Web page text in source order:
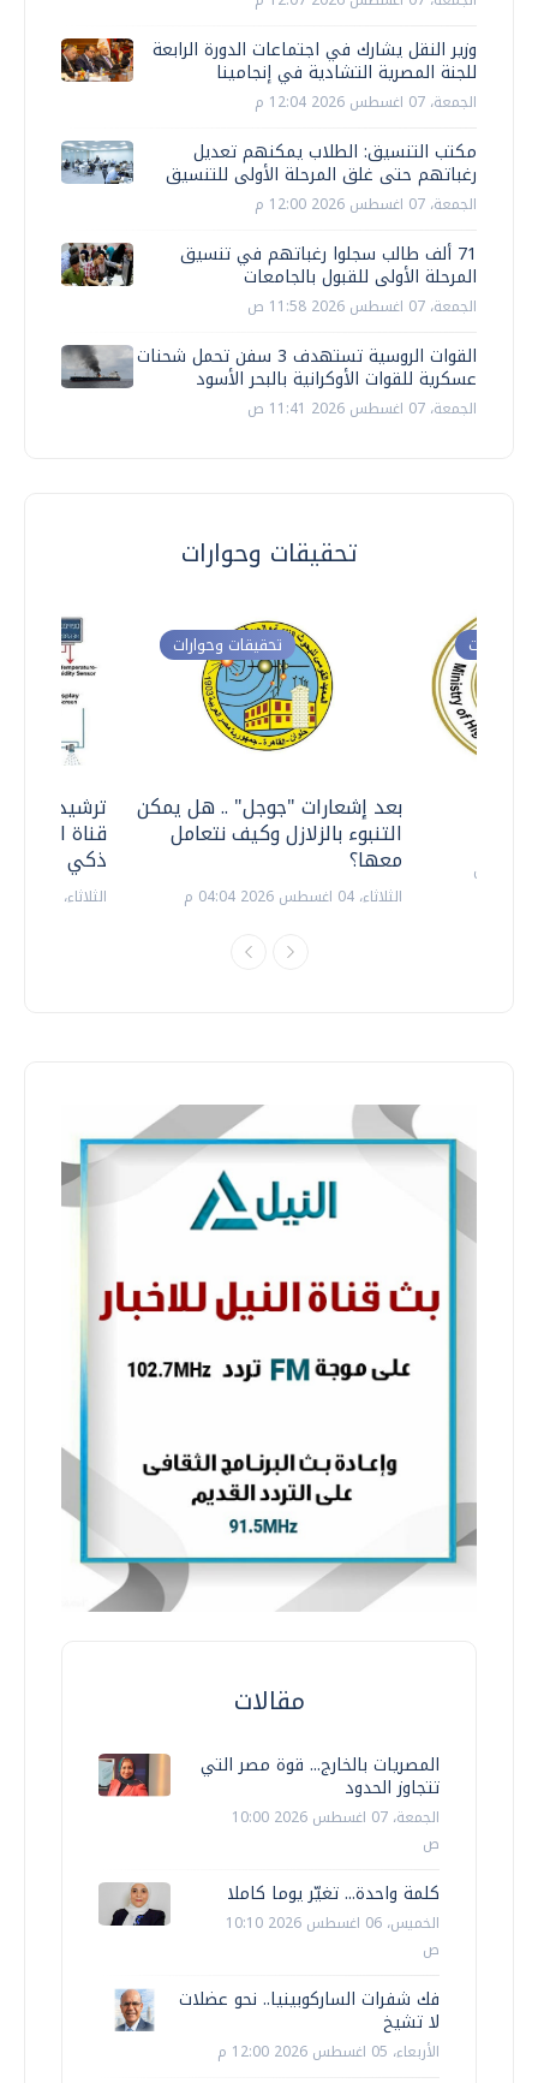
وزير النقل يشارك في اجتماعات الدورة الرابعة
للجنة المصرية التشادية في إنجامينا
الجمعة، 07 اغسطس 2026 12:04 م
مكتب التنسيق: الطلاب يمكنهم تعديل
رغباتهم حتى غلق المرحلة الأولى للتنسيق
الجمعة، 07 اغسطس 2026 12:00 م
71 ألف طالب سجلوا رغباتهم في تنسيق
المرحلة الأولى للقبول بالجامعات
الجمعة، 07 اغسطس 2026 11:58 ص
القوات الروسية تستهدف 3 سفن تحمل شحنات
عسكرية للقوات الأوكرانية بالبحر الأسود
الجمعة، 07 اغسطس 2026 11:41 ص
تحقيقات وحوارات
ترشيدا
قناة
ذكي
الثلاثاء، 14 يوليو 2026 06:11 م
تحقيقات وحوارات
بعد إشعارات "جوجل" .. هل يمكن
التنبوء بالزلازل وكيف نتعامل
معها؟
الثلاثاء، 04 اغسطس 2026 04:04 م
وحوارات
مقالات
المصريات بالخارج... قوة مصر التي
تتجاوز الحدود
الجمعة، 07 اغسطس 2026 10:00
ص
كلمة واحدة... تغيّر يوما كاملا
الخميس، 06 اغسطس 2026 10:10
ص
فك شفرات الساركوبينيا.. نحو عضلات
لا تشيخ
الأربعاء، 05 اغسطس 2026 12:00 م